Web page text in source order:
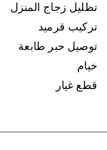
تظليل زجاج المنزل
تركيب قرميد
توصيل حبر طابعة
خيام
قطع غيار